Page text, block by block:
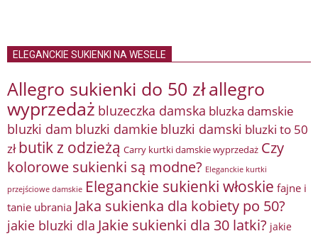
ELEGANCKIE SUKIENKI NA WESELE
Allegro sukienki do 50 złallegro
wyprzedaż bluzeczka damska bluzka damskie
bluzki dam bluzki damkie bluzki damski bluzki to 50
zł butik z odzieżą Carry kurtki damskie wyprzedaż Czy
kolorowe sukienki są modne? Eleganckie kurtki
przejściowe damskie Eleganckie sukienki włoskie fajne i
tanie ubrania Jaka sukienka dla kobiety po 50?
jakie bluzki dla Jakie sukienki dla 30 latki? jakie